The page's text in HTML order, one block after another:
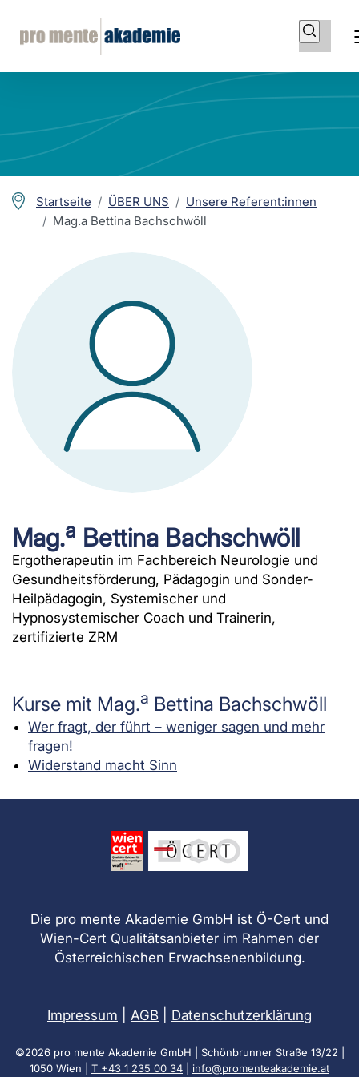
Startseite ÜBER UNS
Unsere Referent:innen
Mag.a Bettina Bachschwöll
Mag.a Bettina Bachschwöll
Ergotherapeutin im Fachbereich Neurologie und
Gesundheitsförderung, Pädagogin und Sonder-
Heilpädagogin, Systemischer und
Hypnosystemischer Coach und Trainerin,
zertifizierte ZRM
Kurse mit Mag.a Bettina Bachschwöll
Wer fragt, der führt – weniger sagen und mehr
fragen!
Widerstand macht Sinn
Die pro mente Akademie GmbH ist Ö-Cert und
Wien-Cert Qualitätsanbieter im Rahmen der
Österreichischen Erwachsenenbildung.
Impressum AGB Datenschutzerklärung
©2026 pro mente Akademie GmbH | Schönbrunner Straße 13/22 |
1050 Wien | T +43 1 235 00 34 info@promenteakademie.at